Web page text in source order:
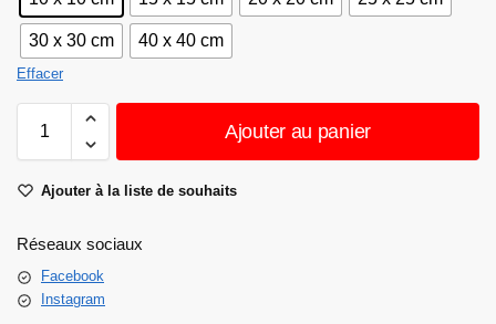
30 x 30 cm 40 x 40 cm
Effacer
Ajouter au panier
Ajouter à la liste de souhaits
Réseaux sociaux
Facebook
Instagram